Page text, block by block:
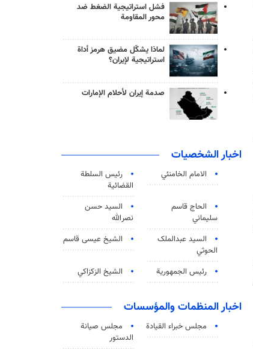
فشل استراتيجية الضغط ضد
محور المقاومة
لماذا يشكّل مضيق هرمز أداة
استراتيجية لإيران؟
صدمة إيران لأحلام الإمارات
اخبار الشخصيات
الامام الخامنئي
رئیس السلطة
القضائیة
الحاج قاسم
سليماني
السيد حسن
نصرالله
السید عبدالملک
الحوثي
الشيخ عيسى قاسم
رئيس الجمهورية الشيخ الزكزاكي
اخبار المنظمات والمؤسسات
مجلس خبراء القيادة
مجلس صيانة
الدستور